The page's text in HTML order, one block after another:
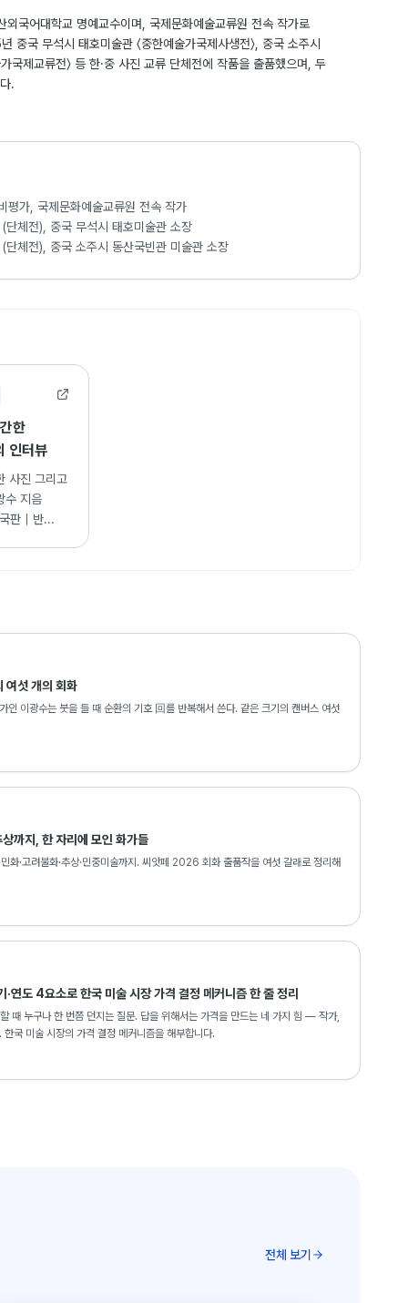
외국어대학교 명예교수이며, 국제문화예술교류원 전속 작가로
중국 무석시 태호미술관 〈중한예술가국제사생전〉, 중국 소주시
국제교류전〉 등 한·중 사진 교류 단체전에 작품을 출품했으며, 두
.
평가, 국제문화예술교류원 전속 작가
체전), 중국 무석시 태호미술관 소장
체전), 중국 소주시 동산국빈관 미술관 소장
한
인터뷰
사진 그리고
수 지음
판｜반...
여섯 개의 회화
인 이광수는 붓을 들 때 순환의 기호 回를 반복해서 쓴다. 같은 크기의 캔버스 여섯
까지, 한 자리에 모인 화가들
화·고려불화·추상·민중미술까지. 씨앗페 2026 회화 출품작을 여섯 갈래로 정리해
연도 4요소로 한국 미술 시장 가격 결정 메커니즘 한 줄 정리
때 누구나 한 번쯤 던지는 질문. 답을 위해서는 가격을 만드는 네 가지 힘 — 작가,
국 미술 시장의 가격 결정 메커니즘을 해부합니다.
전체 보기